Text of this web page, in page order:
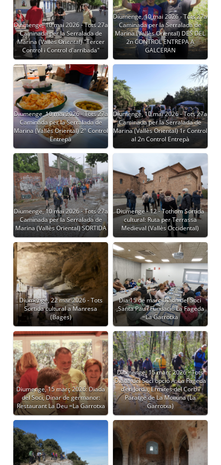
Diumenge, 10 mai 2026 - Tots 27a
Caminada per la Serralada de
Marina (Vallès Oriental) "Tercer
Control i Control d'arribada"
Diumenge, 10 mai 2026 - Tots 27a
Caminada per la Serralada de
Marina (Vallès Oriental) DES DEL
2n CONTROL ENTREPA A
GALCERAN
Diumenge, 10 mai 2026 - Tots 27a
Caminada per la Serralada de
Marina (Vallès Oriental) 2º Control
Entrepà
Diumenge, 10 mai 2026 - Tots 27a
Caminada per la Serralada de
Marina (Vallès Oriental) 1r Control
al 2n Control Entrepà
Diumenge, 10 mai 2026 - Tots 27a
Caminada per la Serralada de
Marina (Vallès Oriental) SORTIDA
Diumenge - 12 - Tothom Sortida
cultural: Ruta per Terrassa
Medieval (Vallès Occidental)
Diumenge, 22 mar 2026 - Tots
Sortida cultural a Manresa
(Bages)
Dia 15 de març Diada del Soci
,Santa Pau i Fundació La Fageda
=La Garrotxa
Diumenge, 15 març 2026: Diada
del Soci, Dinar de germanor:
Restaurant La Deu =La Garrotxa
Diumenge, 15 març 2026 - Tots
Diada del Soci opció A: La Fageda
d’en Jordà, Ermites del Corb i
Paratge de La Moixina (La
Garrotxa)